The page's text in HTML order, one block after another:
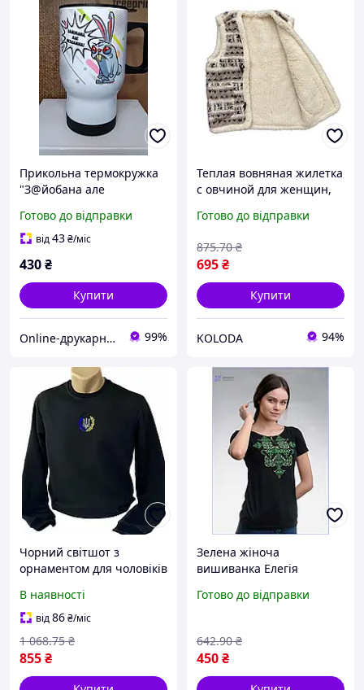
Прикольна термокружка
"З@йобана але
термос для жінок. Кружка
на війну
Готово до відправки
від43₴/міс
430₴
Купити
Online-друкарня "Формат плюс". ФОП Короткевич С.О. 99%
Теплая вовняная жилетка
с овчиной для женщин,
50р
Готово до відправки
695₴
875.70 ₴
Купити
KOLODA 94%
Чорний світшот з
орнаментом для чоловіків
S M з 2 ниток тканини
В наявності
від86₴/міс
855₴
1 068.75 ₴
Зелена жіноча
вишиванка Елегія
орнаментом стильний
жінок МШоп1
Готово до відправки
450₴
642.90 ₴